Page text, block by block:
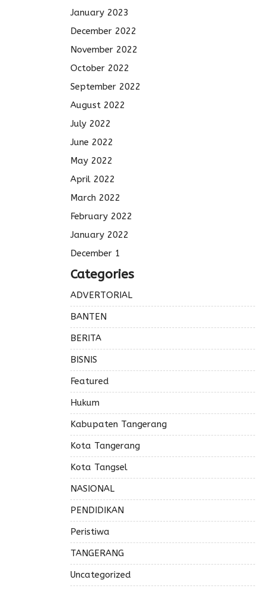
January 2023
December 2022
November 2022
October 2022
September 2022
August 2022
July 2022
June 2022
May 2022
April 2022
March 2022
February 2022
January 2022
December 1
Categories
ADVERTORIAL
BANTEN
BERITA
BISNIS
Featured
Hukum
Kabupaten Tangerang
Kota Tangerang
Kota Tangsel
NASIONAL
PENDIDIKAN
Peristiwa
TANGERANG
Uncategorized